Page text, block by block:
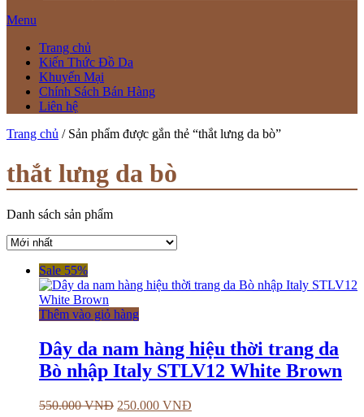
Menu
Trang chủ
Kiến Thức Đồ Da
Khuyến Mại
Chính Sách Bán Hàng
Liên hệ
Trang chủ / Sản phẩm được gắn thẻ “thắt lưng da bò”
thắt lưng da bò
Danh sách sản phẩm
Sale 55%
Thêm vào giỏ hàng
Dây da nam hàng hiệu thời trang da
Bò nhập Italy STLV12 White Brown
550.000VNĐ 250.000 VNĐ